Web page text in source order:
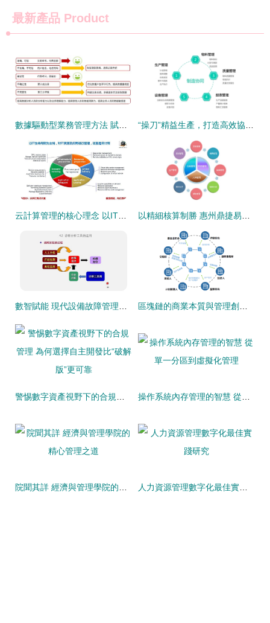
最新產品 Product
數據驅動型業務管理方法 賦能現代管理的三大關鍵支柱 “操刀”精益生產，打造高效協同的“透明車間”——華為云助力吉瑞刀具生產制造數字化升級
云計算管理的核心理念 以IT生命周期為主線實現資源與應用管理 以精細核算制勝 惠州鼎捷易助定制工資核算開發與管理方案
數智賦能 現代設備故障管理新模式 區塊鏈的商業本質與管理創新 從技術賦能到價值重構
警惕數字資產視野下的合規管理 為何選擇自主開發比“破解版”更可靠 操作系統內存管理的智慧 從單一分區到虛擬化管理
院聞其詳 經濟與管理學院的精心管理之道 人力資源管理數字化最佳實踐研究